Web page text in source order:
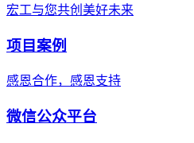
宏工与您共创美好未来
项目案例
感恩合作，感恩支持
微信公众平台